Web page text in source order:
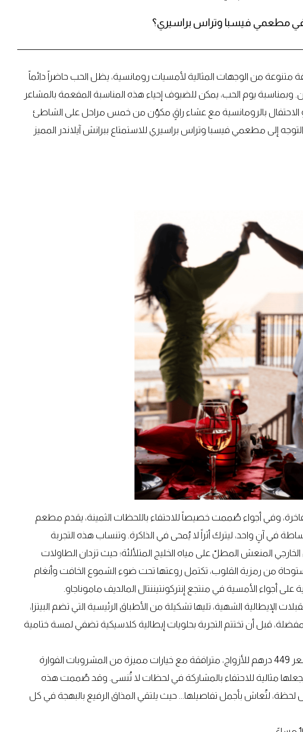
في مطعمي فيسبا وتراس براسيري؟
متنوعة من الوجهات المثالية لأمسيات رومانسية، يظل الحب حاضراً دائماً
يوم الحب، يمكن للضيوف إحياء هذه المناسبة المفعمة بالمشاعر
بالرومانسية مع عشاء راقٍ مكوّن من خمس مراحل على الشاطئ
إلى مطعمي فيسبا وتراس براسيري للاستمتاع ببرانش آيلاندر المميز
وفي أجواء صُممت خصيصاً للاحتفاء باللحظات الثمينة، يقدم مطعم
في آنٍ واحد، ليترك أثراً لا يُمحى في الذاكرة. وتنساب هذه التجربة
الخارجي المنعش المطلّ على مياه الخليج المتلألئة؛ حيث تزدان الطاولات
من رمزية القلوب، تكتمل روعتها تحت ضوء الشموع الخافت وأنغام
أجواء الأمسية في منتجع إنتركونتيننتال المالديف ماموناجاو.
الإيطالية الشهية، تليها تشكيلة من الأطباق الرئيسية التي تضم البيتزا،
قبل أن تختتم التجربة بحلويات إيطالية كلاسيكية تضفي لمسة ختامية
وتأتي قائمة الطعام المكونة من خمس مراحل بسعر 449 درهم للأزواج، مترافقة مع خيارات مميزة من المشروبات الفوارة
مثالية للاحتفاء بالمشاركة في لحظات لا تُنسى. وقد صُممت هذه
لحظة، لتُعاش بأجمل تفاصيلها... حيث يلتقي المذاق الرفيع بالبهجة في كل